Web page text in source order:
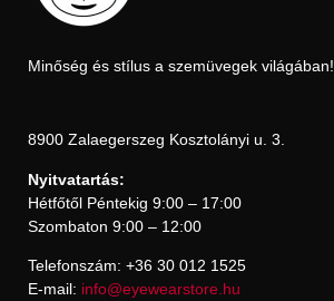
Minőség és stílus a szemüvegek világában!
8900 Zalaegerszeg Kosztolányi u. 3.
Nyitvatartás:
Hétfőtől Péntekig 9:00 – 17:00
Szombaton 9:00 – 12:00
Telefonszám: +36 30 012 1525
E-mail: info@eyewearstore.hu